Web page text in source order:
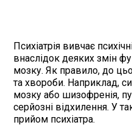
Психіатрія вивчає
внаслідок деяких змін
мозку. Як правило, до
та хвороби. Наприклад,
мозку або шизофренія,
серйозні відхилення. У
прийом психіатра.